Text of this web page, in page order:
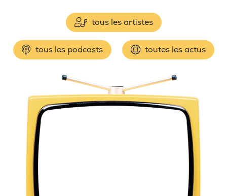
tous les artistes
tous les podcasts toutes les actus